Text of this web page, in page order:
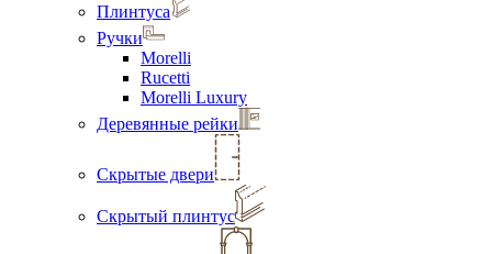
Плинтуса
Ручки
Morelli
Rucetti
Morelli Luxury
Деревянные рейки
Скрытые двери
Скрытый плинтус